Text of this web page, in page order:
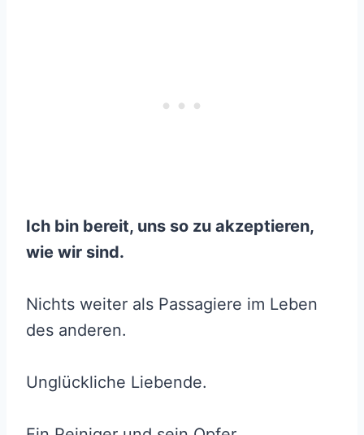
Ich bin bereit, uns so zu akzeptieren,
wie wir sind.
Nichts weiter als Passagiere im Leben
des anderen.
Unglückliche Liebende.